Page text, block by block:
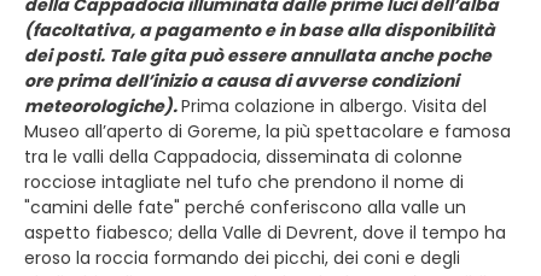
(facoltativa, a pagamento e in base alla disponibilità
dei posti. Tale gita può essere annullata anche poche
ore prima dell’inizio a causa di avverse condizioni
meteorologiche).Prima colazione in albergo. Visita del
Museo all’aperto di Goreme, la più spettacolare e famosa
tra le valli della Cappadocia, disseminata di colonne
rocciose intagliate nel tufo che prendono il nome di
"camini delle fate" perché conferiscono alla valle un
aspetto fiabesco; della Valle di Devrent, dove il tempo ha
eroso la roccia formando dei picchi, dei coni e degli